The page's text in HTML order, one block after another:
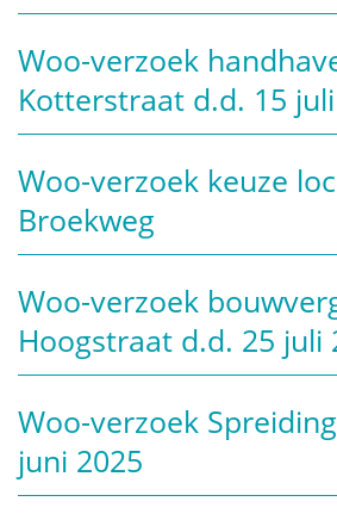
Woo-verzoek
Kotterstraat d.d. 15
Woo-verzoek keuze
Broekweg
Woo-verzoek
Hoogstraat d.d. 25 juli
Woo-verzoek
juni 2025